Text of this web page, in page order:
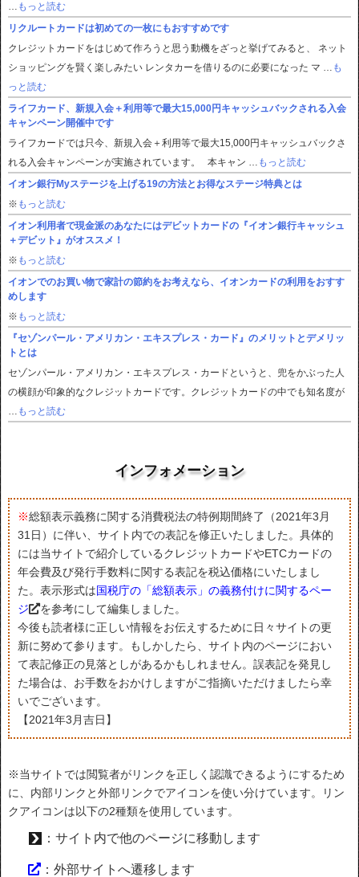
もっと読む
リクルートカードは初めての一枚にもおすすめです
クレジットカードをはじめて作ろうと思う動機をざっと挙げてみると、 ネット
ショッピングを賢く楽しみたい レンタカーを借りるのに必要になった マ …
も
っと読む
ライフカード、新規入会＋利用等で最大15,000円キャッシュバックされる入会
キャンペーン開催中です
ライフカードでは只今、新規入会＋利用等で最大15,000円キャッシュバックさ
れる入会キャンペーンが実施されています。 本キャン …
もっと読む
イオン銀行Myステージを上げる19の方法とお得なステージ特典とは
※ もっと読む
イオン利用者で現金派のあなたにはデビットカードの『イオン銀行キャッシュ
＋デビット』がオススメ！
※ もっと読む
イオンでのお買い物で家計の節約をお考えなら、イオンカードの利用をおすす
めします
※ もっと読む
『セゾンパール・アメリカン・エキスプレス・カード』のメリットとデメリッ
トとは
セゾンパール・アメリカン・エキスプレス・カードというと、兜をかぶった人
の横顔が印象的なクレジットカードです。クレジットカードの中でも知名度が
もっと読む
インフォメーション
※総額表示義務に関する消費税法の特例期間終了（2021年3月
31日）に伴い、サイト内での表記を修正いたしました。具体的
には当サイトで紹介しているクレジットカードやETCカードの
年会費及び発行手数料に関する表記を税込価格にいたしまし
た。表示形式は国税庁の「総額表示」の義務付けに関するペー
ジ
を参考にして編集しました。
今後も読者様に正しい情報をお伝えするために日々サイトの更
新に努めて参ります。もしかしたら、サイト内のページにおい
て表記修正の見落としがあるかもしれません。誤表記を発見し
た場合は、お手数をおかけしますがご指摘いただけましたら幸
いでございます。
【2021年3月吉日】
※当サイトでは閲覧者がリンクを正しく認識できるようにするため
に、内部リンクと外部リンクでアイコンを使い分けています。リン
クアイコンは以下の2種類を使用しています。
：サイト内で他のページに移動します
：外部サイトへ遷移します